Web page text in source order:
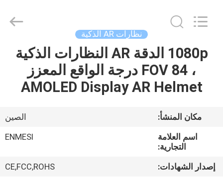
مسكن
منتجات
معلومات
جولة
Technology
Reserved.
نظارات AR الذكية
1080p الدقة AR النظارات الذكية
، FOV 84 درجة الواقع المعزز
AMOLED Display AR Helmet
مكان المنشأ:
الصين
اسم العلامة
التجارية:
ENMESI
إصدار الشهادات:
CE,FCC,ROHS